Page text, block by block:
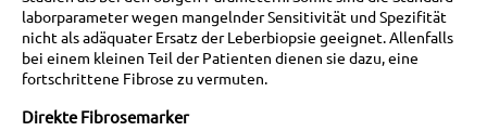
laborparameter wegen mangelnder Sensitivität und Spezifität
nicht als adäquater Ersatz der Leberbiopsie geeignet. Allenfalls
bei einem kleinen Teil der Patienten dienen sie dazu, eine
fortschrittene Fibrose zu vermuten.
Direkte Fibrosemarker